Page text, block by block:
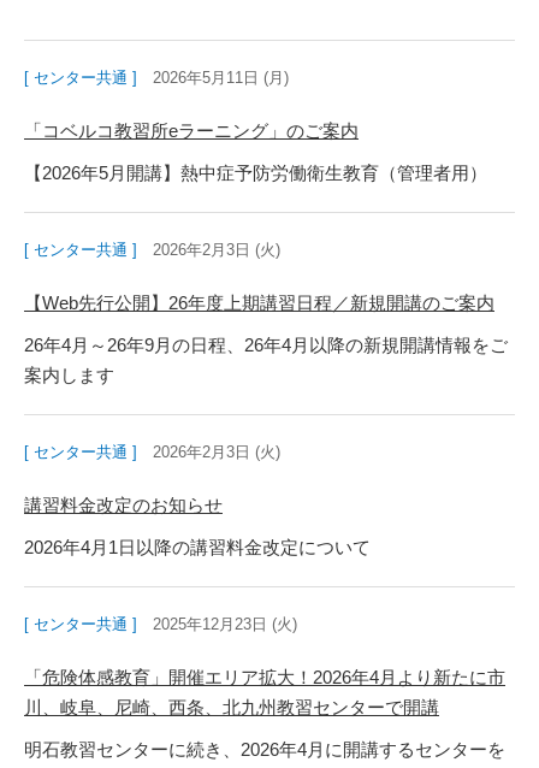
[ センター共通 ] 2026年5月11日 (月)
「コベルコ教習所eラーニング」のご案内
【2026年5月開講】熱中症予防労働衛生教育（管理者用）
[ センター共通 ] 2026年2月3日 (火)
【Web先行公開】26年度上期講習日程／新規開講のご案内
26年4月～26年9月の日程、26年4月以降の新規開講情報をご
案内します
[ センター共通 ] 2026年2月3日 (火)
講習料金改定のお知らせ
2026年4月1日以降の講習料金改定について
[ センター共通 ] 2025年12月23日 (火)
「危険体感教育」開催エリア拡大！2026年4月より新たに市
川、岐阜、尼崎、西条、北九州教習センターで開講
明石教習センターに続き、2026年4月に開講するセンターを